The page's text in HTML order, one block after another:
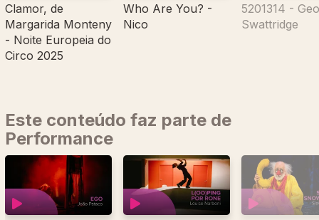
Clamor, de
Margarida Monteny
- Noite Europeia do
Circo 2025
Who Are You? -
Nico
5201314 -
Swattridge
Este conteúdo faz parte de
Performance